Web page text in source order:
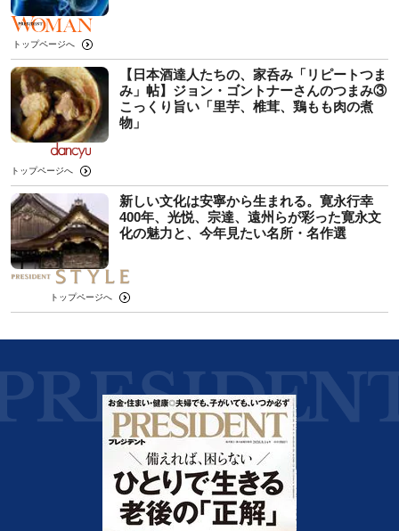
トップページへ
【日本酒達人たちの、家呑み「リピートつま
み」帖】ジョン・ゴントナーさんのつまみ③
こっくり旨い「里芋、椎茸、鶏もも肉の煮
物」
トップページへ
新しい文化は安寧から生まれる。寛永行幸
400年、光悦、宗達、遠州らが彩った寛永文
化の魅力と、今年見たい名所・名作選
トップページへ